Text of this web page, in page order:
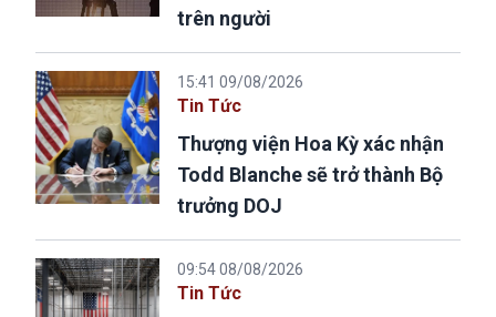
trên người
15:41 09/08/2026
Tin Tức
Thượng viện Hoa Kỳ xác nhận
Todd Blanche sẽ trở thành Bộ
trưởng DOJ
09:54 08/08/2026
Tin Tức